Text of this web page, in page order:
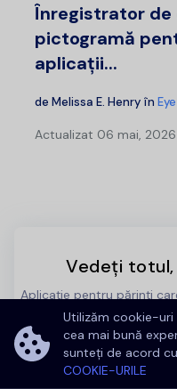
Înregistrator de
pictogramă
aplicații...
de Melissa E. Henry în
Actualizat 06 mai, 2026
Vedeți totul,
Aplicație pentru părinți
Utilizăm cookie-
cea mai bună
sunteți de acord cu
COOKIE-URILE